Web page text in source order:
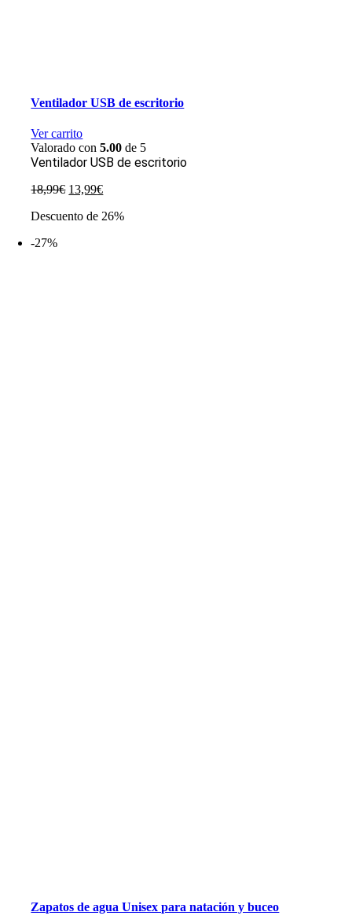
Ventilador USB de escritorio
Ver carrito
Valorado con5.00 de 5
Ventilador USB de escritorio
18,99€ El
original
13,99€El
actual
Descuento de 26%
-27%
Zapatos de agua Unisex para natación y buceo